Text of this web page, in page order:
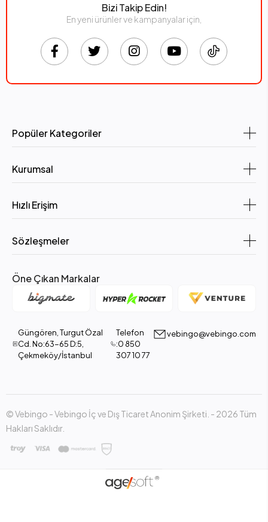
Bizi Takip Edin!
En yeni ürünler ve kampanyalar için,
Popüler Kategoriler
Kurumsal
Hızlı Erişim
Sözleşmeler
Öne Çıkan Markalar
Güngören, Turgut Özal
Cd. No:63-65 D:5,
Çekmeköy/İstanbul
Telefon
:0 850
307 10 77
vebingo@vebingo.com
© Vebingo - Vebingo İç ve Dış Ticaret Anonim Şirketi. - 2026 Tüm
Hakları Saklıdır.